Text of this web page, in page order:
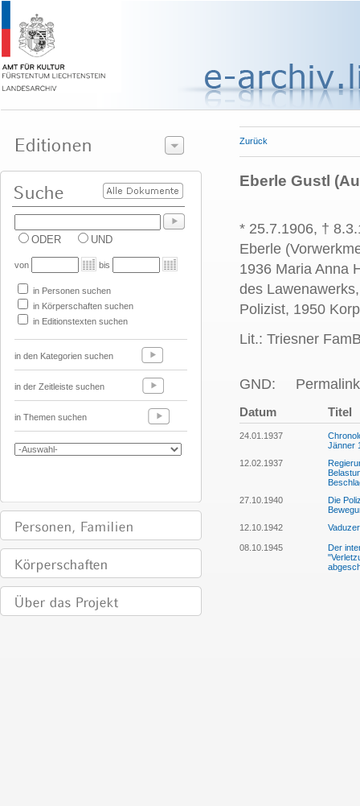
ODER UND
von bis
in Personen suchen
in Körperschaften suchen
in Editionstexten suchen
in den Kategorien suchen
in der Zeitleiste suchen
in Themen suchen
Zurück
Eberle Gustl
* 25.7.1906, †
Eberle
1936 Maria Anna
des
Polizist, 1950
Lit.: Triesner
GND:
Datum Titel
24.01.1937
Jänner
12.02.1937
27.10.1940
Die
12.10.1942
08.10.1945
Der